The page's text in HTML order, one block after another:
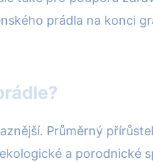
prádla na konci
Průměrný
a porodnické